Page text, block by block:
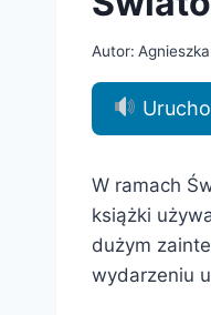
Autor: Agnieszka
W ramach
książki
dużym
wydarzeniu